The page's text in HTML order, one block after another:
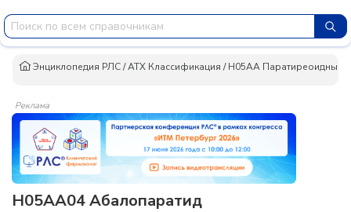
Энциклопедия РЛС/АТХ Классификация /H05AA Паратиреоидные
Реклама
H05AA04 Абалопаратид